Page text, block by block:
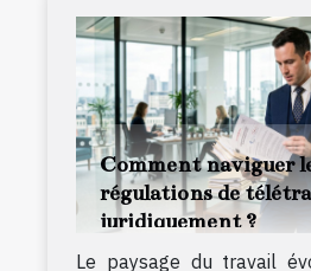
Comment naviguer
régulations de
juridiquement ?
Le paysage du travail